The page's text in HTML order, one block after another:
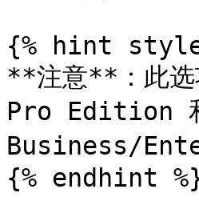
{% hint
**注意**：此
Pro Edition
Business/
{% endhint